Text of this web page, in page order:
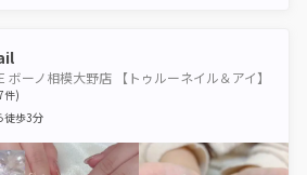
ボーノ相模大野店 【トゥルーネイル＆アイ】
件)
徒歩3分